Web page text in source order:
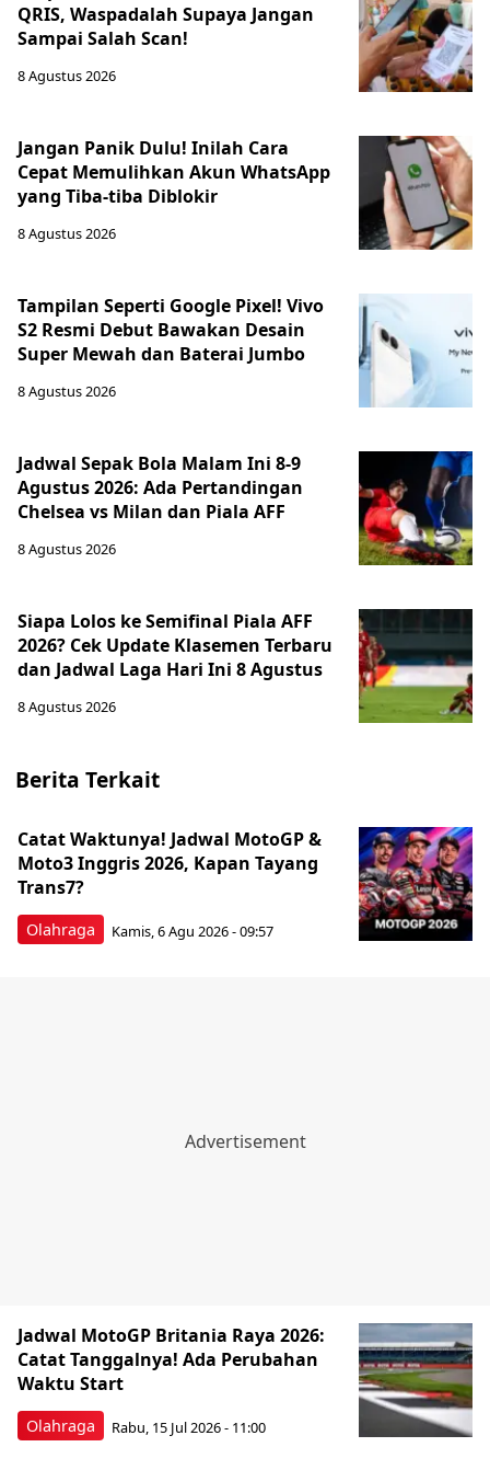
QRIS, Waspadalah Supaya Jangan
Sampai Salah Scan!
8 Agustus 2026
Jangan Panik Dulu! Inilah Cara
Cepat Memulihkan Akun WhatsApp
yang Tiba-tiba Diblokir
8 Agustus 2026
Tampilan Seperti Google Pixel! Vivo
S2 Resmi Debut Bawakan Desain
Super Mewah dan Baterai Jumbo
8 Agustus 2026
Jadwal Sepak Bola Malam Ini 8-9
Agustus 2026: Ada Pertandingan
Chelsea vs Milan dan Piala AFF
8 Agustus 2026
Siapa Lolos ke Semifinal Piala AFF
2026? Cek Update Klasemen Terbaru
dan Jadwal Laga Hari Ini 8 Agustus
8 Agustus 2026
Berita Terkait
Olahraga
Catat Waktunya! Jadwal MotoGP &
Moto3 Inggris 2026, Kapan Tayang
Trans7?
Kamis, 6 Agu 2026 - 09:57
Olahraga
Jadwal MotoGP Britania Raya 2026:
Catat Tanggalnya! Ada Perubahan
Waktu Start
Rabu, 15 Jul 2026 - 11:00